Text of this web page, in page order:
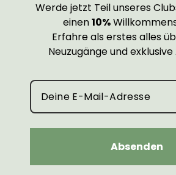
Werde jetzt Teil unseres
einen10%
Erfahre als erstes alles
Neuzugänge und
Absenden